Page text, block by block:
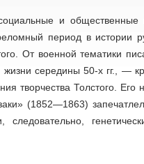
и об­щественные
период в истории
От военной тематики
середины 50-х гг., —
творчества Толстого. Его
(1852—1863)
сле­довательно,